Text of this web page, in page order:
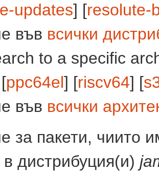
updates] [resolute-
във всички
to a specific
ppc64el] [riscv64] [
във всички
за пакети, чиито
в дистрибуция(и)